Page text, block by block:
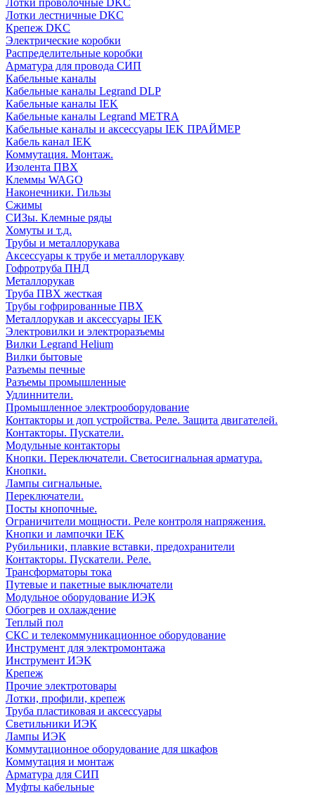
Лотки лестничные DKC
Крепеж DKC
Электрические коробки
Распределительные коробки
Арматура для провода СИП
Кабельные каналы
Кабельные каналы Legrand DLP
Кабельные каналы IEK
Кабельные каналы Legrand METRA
Кабельные каналы и аксессуары IEK ПРАЙМЕР
Кабель канал IEK
Коммутация. Монтаж.
Изолента ПВХ
Клеммы WAGO
Наконечники. Гильзы
Сжимы
СИЗы. Клемные ряды
Хомуты и т.д.
Трубы и металлорукава
Аксессуары к трубе и металлорукаву
Гофротруба ПНД
Металлорукав
Труба ПВХ жесткая
Трубы гофрированные ПВХ
Металлорукав и аксессуары IEK
Электровилки и электроразъемы
Вилки Legrand Helium
Вилки бытовые
Разъемы печные
Разъемы промышленные
Удлиннители.
Промышленное электрооборудование
Контакторы и доп устройства. Реле. Защита двигателей.
Контакторы. Пускатели.
Модульные контакторы
Кнопки. Переключатели. Светосигнальная арматура.
Кнопки.
Лампы сигнальные.
Переключатели.
Посты кнопочные.
Ограничители мощности. Реле контроля напряжения.
Кнопки и лампочки IEK
Рубильники, плавкие вставки, предохранители
Контакторы. Пускатели. Реле.
Трансформаторы тока
Путевые и пакетные выключатели
Модульное оборудование ИЭК
Обогрев и охлаждение
Теплый пол
СКС и телекоммуникационное оборудование
Инструмент для электромонтажа
Инструмент ИЭК
Крепеж
Прочие электротовары
Лотки, профили, крепеж
Труба пластиковая и аксессуары
Светильники ИЭК
Лампы ИЭК
Коммутационное оборудование для шкафов
Коммутация и монтаж
Арматура для СИП
Муфты кабельные